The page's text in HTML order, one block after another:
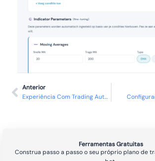
Anterior
Experiência Com Trading Automático
Ferramentas Gratuitas
Construa passo a passo o seu próprio plano de